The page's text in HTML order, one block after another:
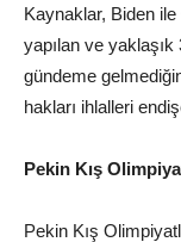
Kaynaklar, Biden
yapılan ve
gündeme
hakları ihlalleri
Pekin Kış
Pekin Kış